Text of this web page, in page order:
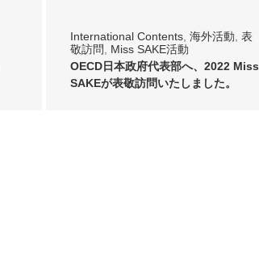
International Contents 海外活動 表
敬訪問
Miss SAKE活動
OECD日本政府代表部へ、2022 Miss
SAKEが表敬訪問いたしました。